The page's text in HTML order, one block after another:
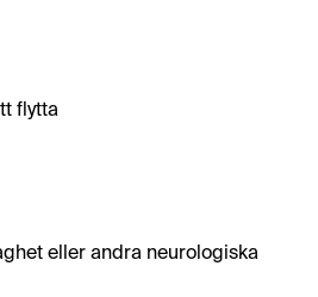
flytta
eller andra neurologiska